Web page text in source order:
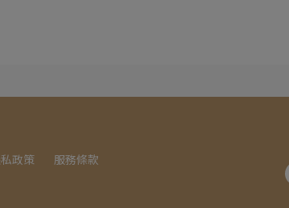
政策 服務條款